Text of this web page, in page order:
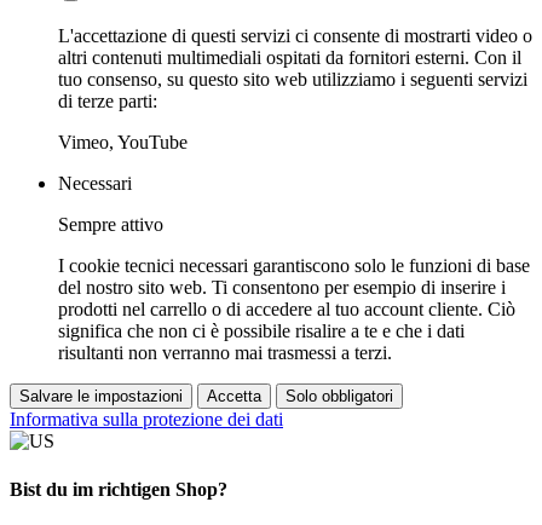
L'accettazione di questi servizi ci consente di mostrarti video o
altri contenuti multimediali ospitati da fornitori esterni. Con il
tuo consenso, su questo sito web utilizziamo i seguenti servizi
di terze parti:
Vimeo, YouTube
Necessari
Sempre attivo
I cookie tecnici necessari garantiscono solo le funzioni di base
del nostro sito web. Ti consentono per esempio di inserire i
prodotti nel carrello o di accedere al tuo account cliente. Ciò
significa che non ci è possibile risalire a te e che i dati
risultanti non verranno mai trasmessi a terzi.
Salvare le impostazioni Accetta Solo obbligatori
Informativa sulla protezione dei dati
Bist du im richtigen Shop?